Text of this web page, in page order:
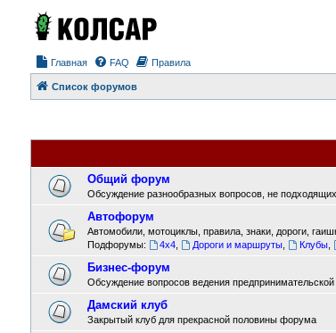
Главная FAQ Правила
Список форумов
Общий форум
Обсуждение разнообразных вопросов, не
Автофорум
Автомобили, мотоциклы, правила, знаки, дороги,
Подфорумы:
4x4 Дороги и маршруты Клубы
Бизнес-форум
Обсуждение вопросов ведения предпринимательской
Дамский клуб
Закрытый клуб для прекрасной половины форума